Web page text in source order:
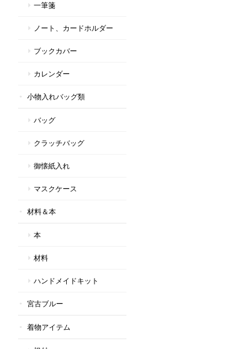
一筆箋
ノート、カードホルダー
ブックカバー
カレンダー
小物入れバッグ類
バッグ
クラッチバッグ
御懐紙入れ
マスクケース
材料＆本
本
材料
ハンドメイドキット
宮古ブルー
着物アイテム